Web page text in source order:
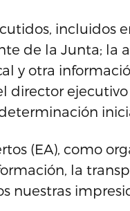
incluidos
de la Junta; la
y otra
director ejecutivo
(EA), como
la
nuestras